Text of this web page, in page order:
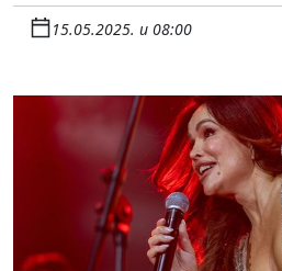
15.05.2025. u 08:00